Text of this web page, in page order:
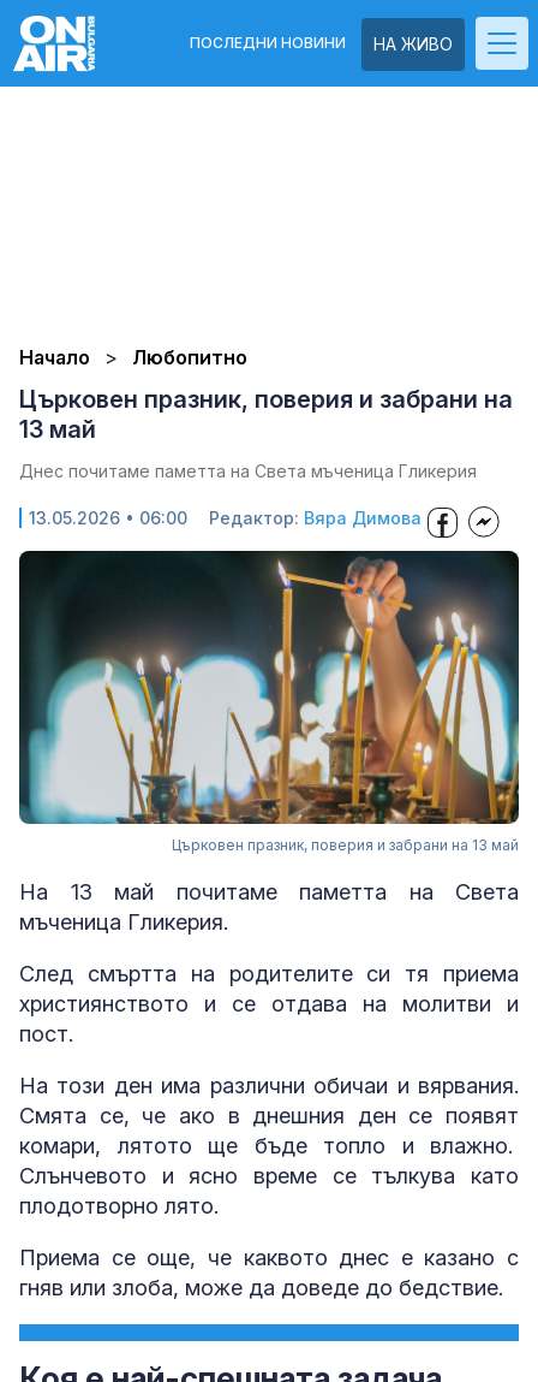
НА ЖИВО
ПОСЛЕДНИ НОВИНИ
Начало Любопитно
Църковен празник, поверия и забрани на
13 май
Днес почитаме паметта на Света мъченица Гликерия
13.05.2026 • 06:00 Редактор: Вяра Димова
Църковен празник, поверия и забрани на 13 май
На 13 май почитаме паметта на Света
мъченица Гликерия.
След смъртта на родителите си тя приема
християнството и се отдава на молитви и
пост.
На този ден има различни обичаи и вярвания.
Смята се, че ако в днешния ден се появят
комари, лятото ще бъде топло и влажно.
Слънчевото и ясно време се тълкува като
плодотворно лято.
Приема се още, че каквото днес е казано с
гняв или злоба, може да доведе до бедствие.